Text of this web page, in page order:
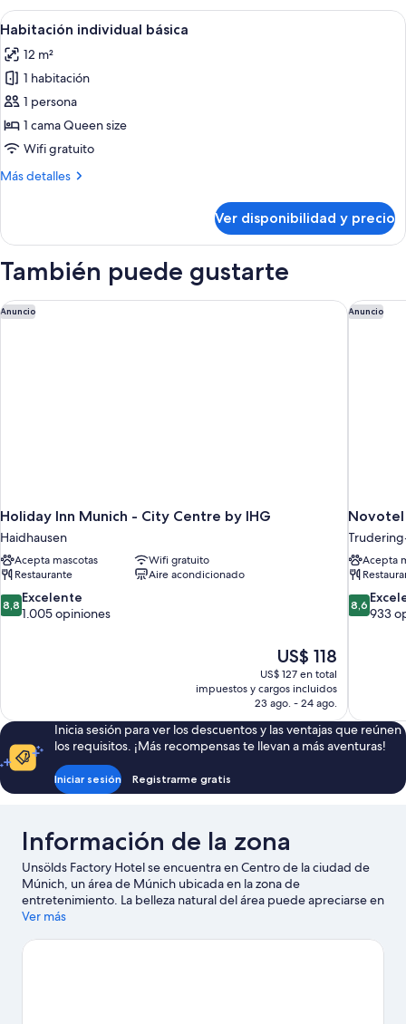
Deluxe
Ver
todas
las
fotos
de
Habitación
individual
Habitación de hotel con cama,
4
Habitación individual básica
12 m²
1 habitación
1 persona
1 cama Queen size
Wifi gratuito
Más detalles
Más
individual
Ver disponibilidad y precio
También puede gustarte
Anuncio
Holiday Inn Munich - City Centre by IHG
Haidhausen
Acepta mascotas
Wifi gratuito
Restaurante
Aire acondicionado
8.8
de
8,8 Excelente
1.005 opiniones
El
precio
actual
es
de
US$ 118
US$ 118
US$ 127 en total
impuestos y cargos incluidos
23 ago. - 24 ago.
Holiday Inn Munich - City Centre by IHG Anuncio
Novotel
Acepta
8.6
de
8,6
933
Novotel
Inicia sesión para ver los descuentos y las ventajas que reúnen
los requisitos. ¡Más recompensas te llevan a más aventuras!
Iniciar sesión Registrarme gratis
Información de la zona
Unsölds Factory Hotel se encuentra en Centro de la ciudad de
Múnich, un área de Múnich ubicada en la zona de
entretenimiento. La belleza natural del área puede apreciarse en
Jardín inglés y Estadio olímpico, mientras que Museo de la
culturales destacados. ¿Quieres asistir a un evento o partido?
Ver más